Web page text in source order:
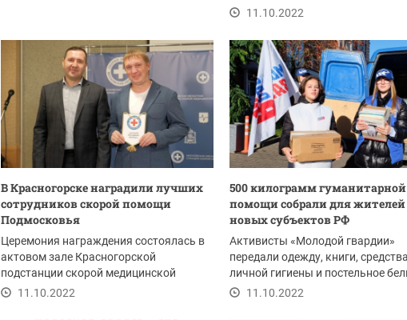
сентябре жильё...
11.10.2022
В Красногорске наградили лучших
сотрудников скорой помощи
Подмосковья
Церемония награждения состоялась в
актовом зале Красногорской
подстанции скорой медицинской
помощи во вторник, 11...
11.10.2022
500 килограмм гуманитарной
помощи собрали для жителей
новых субъектов РФ
Активисты «Молодой гвардии»
передали одежду, книги, средства
личной гигиены и постельное
пункт приёма...
11.10.2022